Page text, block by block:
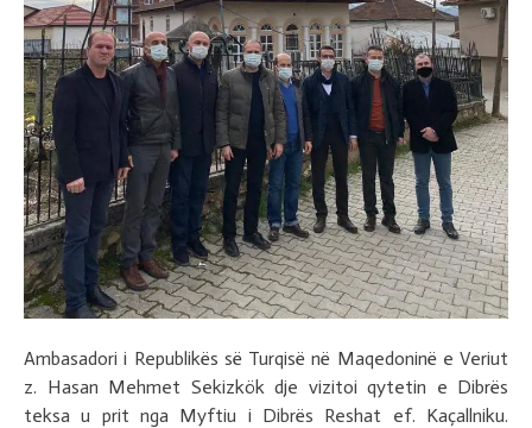
Ambasadori i Republikës së Turqisë në Maqedoninë e Veriut
z. Hasan Mehmet Sekizkök dje vizitoi qytetin e Dibrës
teksa u prit nga Myftiu i Dibrës Reshat ef. Kaçallniku.